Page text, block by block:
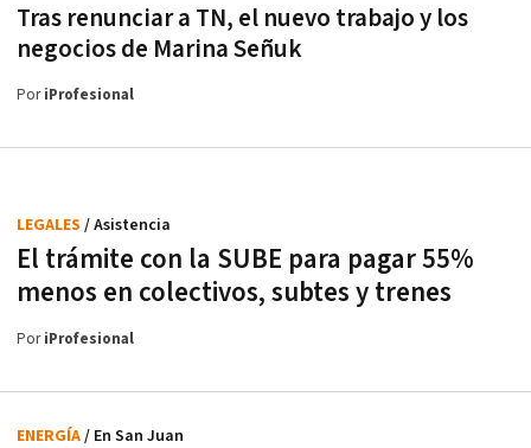
Tras renunciar a TN, el nuevo trabajo y los
negocios de Marina Señuk
PoriProfesional
El trámite con la SUBE para pagar 55%
menos en colectivos, subtes y trenes
LEGALES / Asistencia
PoriProfesional
ENERGÍA/ En San Juan